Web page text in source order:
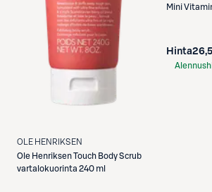
OLE HENRIKSEN
Ole HenriksenTouch Body Scrub
vartalokuorinta 240 ml
Mini
Hinta